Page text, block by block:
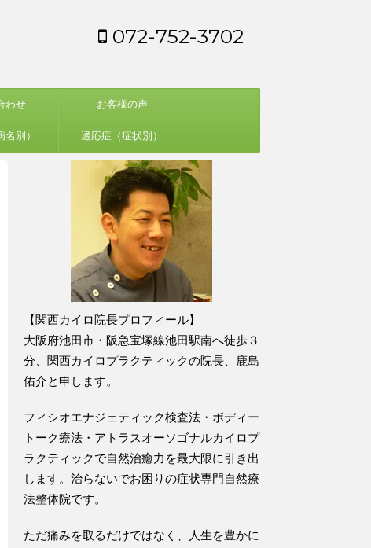
072-752-3702
わせ お客様の声
別） 適応症（症状別）
【関西カイロ院長プロフィール】
大阪府池田市・阪急宝塚線池田駅南へ徒歩３
分、関西カイロプラクティックの院長、鹿島
佑介と申します。
フィシオエナジェティック検査法・ボディー
トーク療法・アトラスオーソゴナルカイロプ
ラクティックで自然治癒力を最大限に引き出
します。治らないでお困りの症状専門自然療
法整体院です。
ただ痛みを取るだけではなく、人生を豊かに